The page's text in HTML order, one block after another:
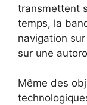
transmettent
temps, la
navigation
sur une
Même des